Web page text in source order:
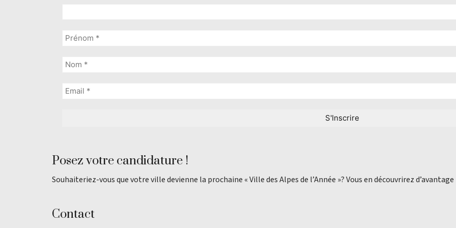
Posez votre candidature !
Souhaiteriez-vous que votre ville devienne la prochaine « Ville des Alpes de l’Année »? Vous en découvrirez d’avantage
Contact